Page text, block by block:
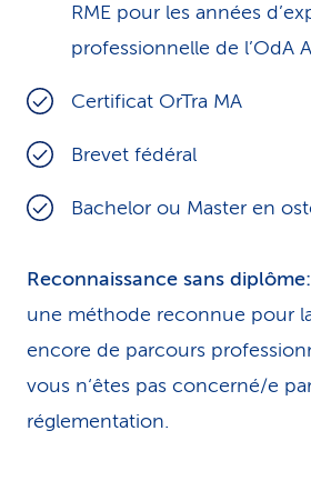
RME pour les années
professionnelle de l’OdA
Certificat OrTra MA
Brevet fédéral
Bachelor ou Master en
Reconnaissance sans diplôme:
une méthode reconnue pour
encore de parcours
vous n‘êtes pas concerné/e
réglementation.